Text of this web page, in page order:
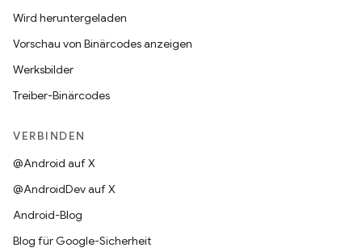
Wird heruntergeladen
Vorschau von Binärcodes anzeigen
Werksbilder
Treiber-Binärcodes
VERBINDEN
@Android auf X
@AndroidDev auf X
Android-Blog
Blog für Google-Sicherheit